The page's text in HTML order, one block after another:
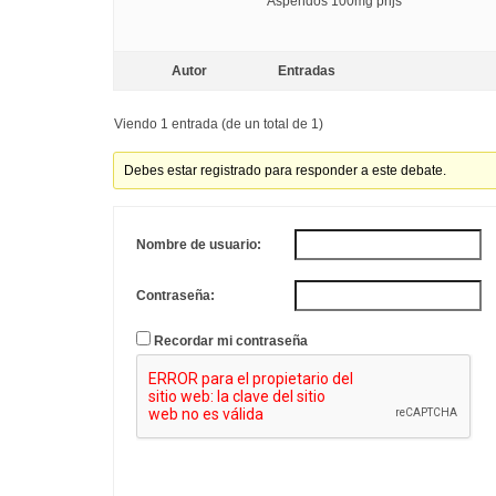
Autor Entradas
Viendo 1 entrada (de un total de 1)
Debes estar registrado para responder a este debate.
Nombre de usuario:
Contraseña:
Recordar mi contraseña